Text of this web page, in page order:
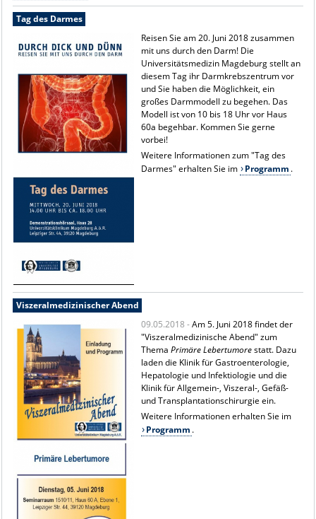
Tag des Darmes
Reisen Sie am 20. Juni 2018 zusammen
mit uns durch den Darm! Die
Universitätsmedizin Magdeburg stellt an
diesem Tag ihr Darmkrebszentrum vor
und Sie haben die Möglichkeit, ein
großes Darmmodell zu begehen. Das
Modell ist von 10 bis 18 Uhr vor Haus
60a begehbar. Kommen Sie gerne
vorbei!
Weitere Informationen zum "Tag des
Darmes" erhalten Sie im
Programm .
Viszeralmedizinischer Abend
09.05.2018 -Am 5. Juni 2018 findet der
"Viszeralmedizinische Abend" zum
ThemaPrimäre Lebertumorestatt. Dazu
laden die Klinik für Gastroenterologie,
Hepatologie und Infektiologie und die
Klinik für Allgemein-, Viszeral-, Gefäß-
und Transplantationschirurgie ein.
Weitere Informationen erhalten Sie im
Programm .